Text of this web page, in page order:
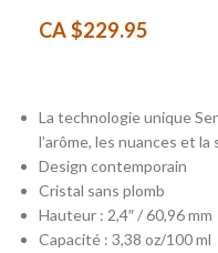
CA $229.95
La technologie unique
l’arôme, les nuances et la
Design contemporain
Cristal sans plomb
Hauteur : 2,4″ / 60,96 mm
Capacité : 3,38 oz/100 ml